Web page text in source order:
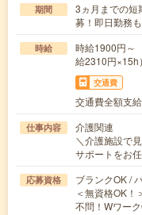
期間
3ヵ月までの
募！即日勤務も
時給
時給1900円
給2310円×15h）
交通費
交通費全額支給
仕事内容
介護関連
＼介護施設で
サポートをお
応募資格
ブランクOK /
＜無資格OK！
不問！Wワー